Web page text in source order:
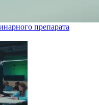
препарата